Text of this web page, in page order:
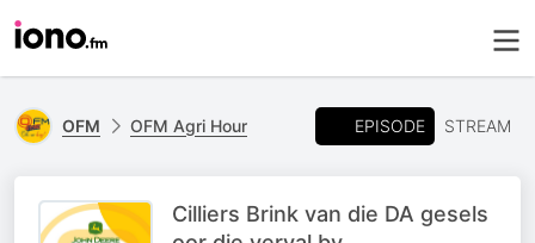
OFM OFM Agri Hour EPISODE STREAM
Cilliers Brink van die DA gesels